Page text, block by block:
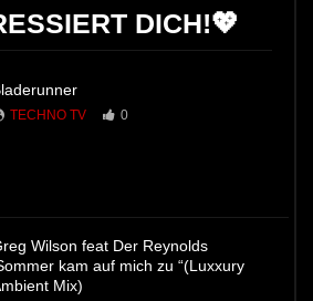
DICH!💖
TECHNO TV 0
Wilson feat Der Reynolds
kam auf mich zu “(Luxxury
Mix)